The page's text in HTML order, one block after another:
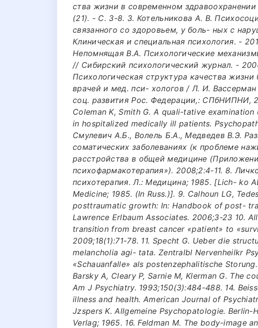
ства жизни в современном
(21). - С. 3-8. 3. Котельникова А. В.
связанного со здоровьем, у боль- ных с
Клиническая и специальная психология. -
Непомнящая В.А. Психологические
// Сибирский психологический журнал. -
Психологическая структура качества
врачей и мед. пси- хологов / Л. И.
соц. развития Рос. Федерации,: СПбНИПНИ,
Coleman K, Smith G. A quali-tative
in hospitalized medically ill patients.
Смулевич А.Б., Волель Б.А., Медведев В.Э.
соматических заболеваниях (к проблеме
расстройства в общей медицине
психофармакотерапия»). 2008;2:4-11. 8.
психотерапия. Л.: Медицина; 1985. [Lich- ko
Medicine; 1985. (In Russ.)]. 9. Calhoun LG,
posttraumatic growth: In: Handbook of post-
Lawrence Erlbaum Associates. 2006;3-23 10.
transition from breast cancer «patient» to
2009;18(1):71-78. 11. Specht G. Ueber die
melancholia agi- tata. Zentralbl Nervenheilkr
«Schauanfalle» als postenzephalitische
Barsky A, Cleary P, Sarnie M, Klerman G. The
Am J Psychiatry. 1993;150(3):484-488. 14.
illness and health. American Journal of
Jzspers K. Allgemeine Psychopatologie. Berlin-
Verlag; 1965. 16. Feldman M. The body-image